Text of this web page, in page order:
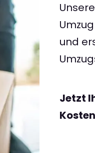
und
Jetzt